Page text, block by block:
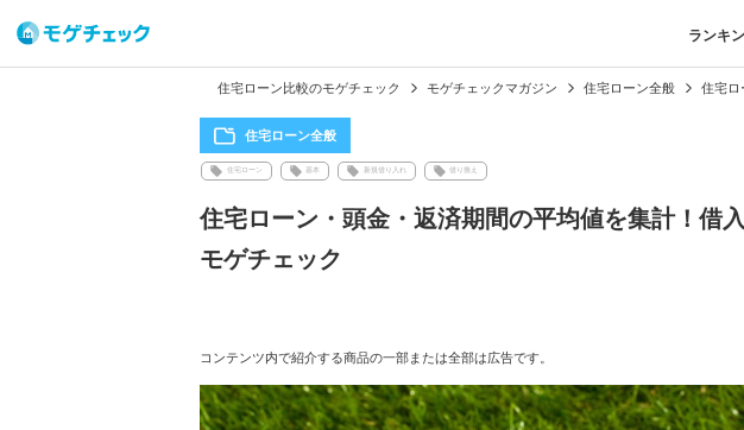
ランキ
住宅ローン比較のモゲチェック モゲチェックマガジン 住宅ローン全般 住宅
住宅ローン全般
住宅ローン 基本 新規借り入れ 借り換え
住宅ローン・頭金・返済期間の平均値を集計！借
モゲチェック
コンテンツ内で紹介する商品の一部または全部は広告です。